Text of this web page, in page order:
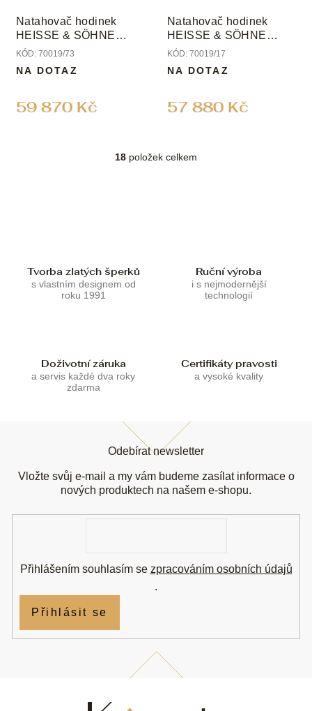
Natahovač hodinek
HEISSE & SÖHNE
WATCH COLLECTOR 8
KÓD: 70019/73
59 870 Kč
NA DOTAZ
Natahovač hodinek
HEISSE & SÖHNE
WATCH COLLECTOR 8
KÓD: 70019/17
57 880 Kč
NA DOTAZ
O
18 položek celkem
Tvorba zlatých šperků
s vlastním designem od
roku 1991
Ruční výroba
i s nejmodernější
technologií
Doživotní záruka
a servis každé dva roky
zdarma
Certifikáty pravosti
a vysoké kvality
Odebírat newsletter
Vložte svůj e-mail a my vám budeme zasílat informace o
nových produktech na našem e-shopu.
Přihlášením souhlasím se zpracováním osobních údajů
.
Přihlásit se